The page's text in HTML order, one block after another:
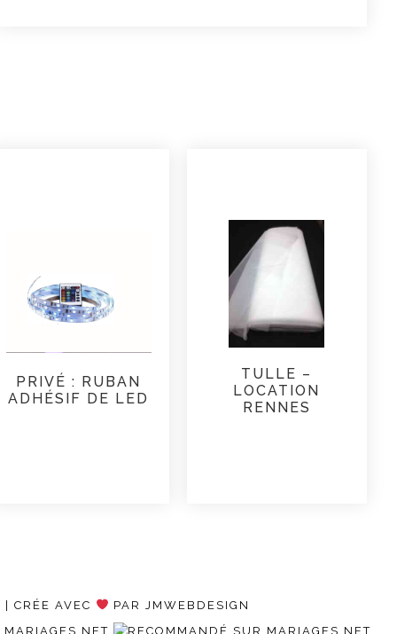
PRIVÉ : RUBAN
ADHÉSIF DE LED
TULLE –
LOCATION
RENNES
| CRÉE AVEC PAR JMWEBDESIGN